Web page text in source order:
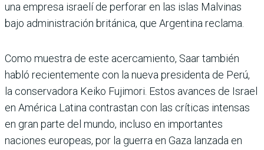
una empresa israelí de perforar en las islas Malvinas
bajo administración británica, que Argentina reclama.
Como muestra de este acercamiento, Saar también
habló recientemente con la nueva presidenta de Perú,
la conservadora Keiko Fujimori. Estos avances de Israel
en América Latina contrastan con las críticas intensas
en gran parte del mundo, incluso en importantes
naciones europeas, por la guerra en Gaza lanzada en